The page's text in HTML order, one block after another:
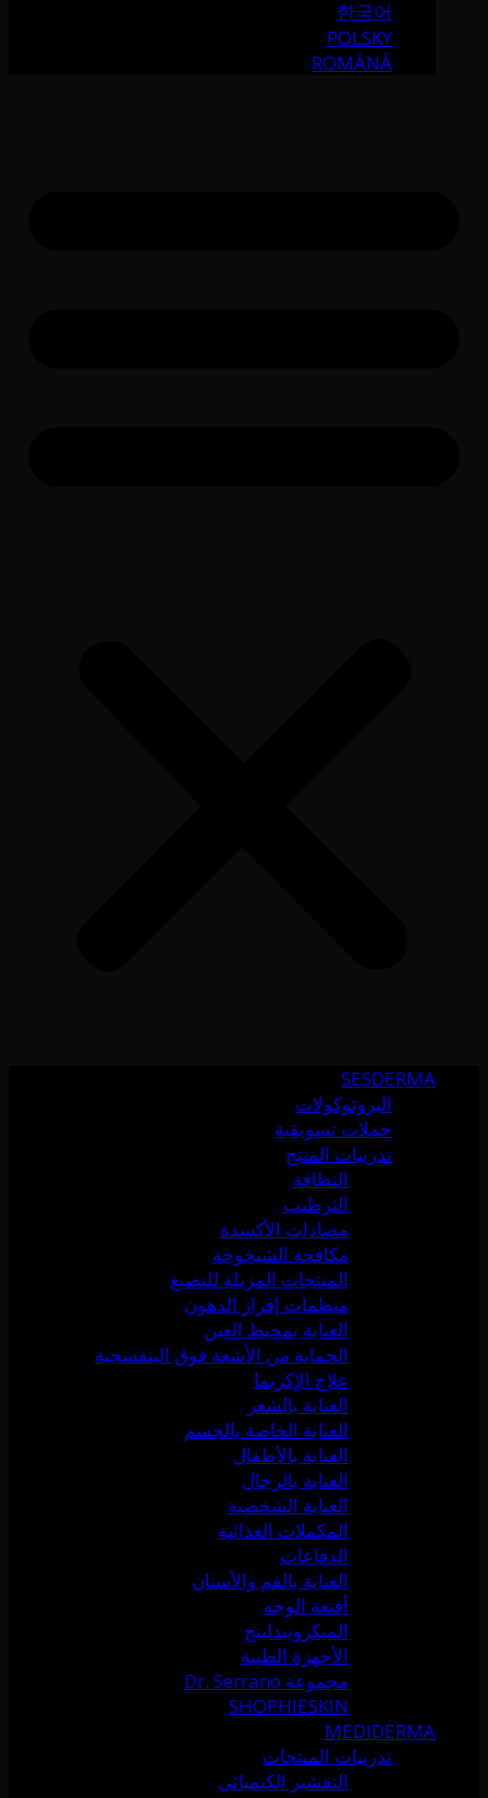
한국어
POLSKY
ROMÂNĂ
SESDERMA
البروتوكولات
حملات تسويقية
تدريبات المنتج
النظافة
الترطيب
مضادات الأكسدة
مكافحة الشيخوخة
المنتجات المزيلة للتصبغ
منظمات إفراز الدهون
العناية بمحيط العين
الحماية من الأشعة فوق البنفسجية
علاج الإكزيما
العناية بالشعر
العناية الخاصة بالجسم
العناية بالأطفال
العناية بالرجال
العناية الشخصية
المكملات الغذائية
الدفاعات
العناية بالفم والأسنان
أقنعة الوجه
الميكرونيدلينج
الأجهزة الطبية
مجموعة Dr. Serrano
SHOPHIESKIN
MEDIDERMA
تدريبات المنتجات
التقشير الكيميائي